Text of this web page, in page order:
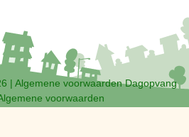
| Algemene voorwaarden Dagopvang
voorwaarden